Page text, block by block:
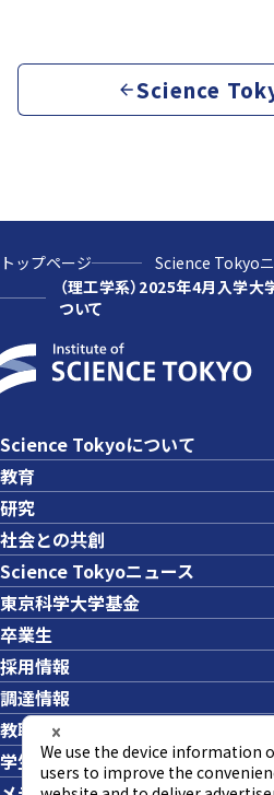
Science
トップページ
Science Tokyo
（理工学系）2025年4月入学
ついて
Science Tokyoについて
教育
研究
社会との共創
Science Tokyoニュース
東京科学大学基金
卒業生
採用情報
調達情報
教職員への業務依頼
学生の採用